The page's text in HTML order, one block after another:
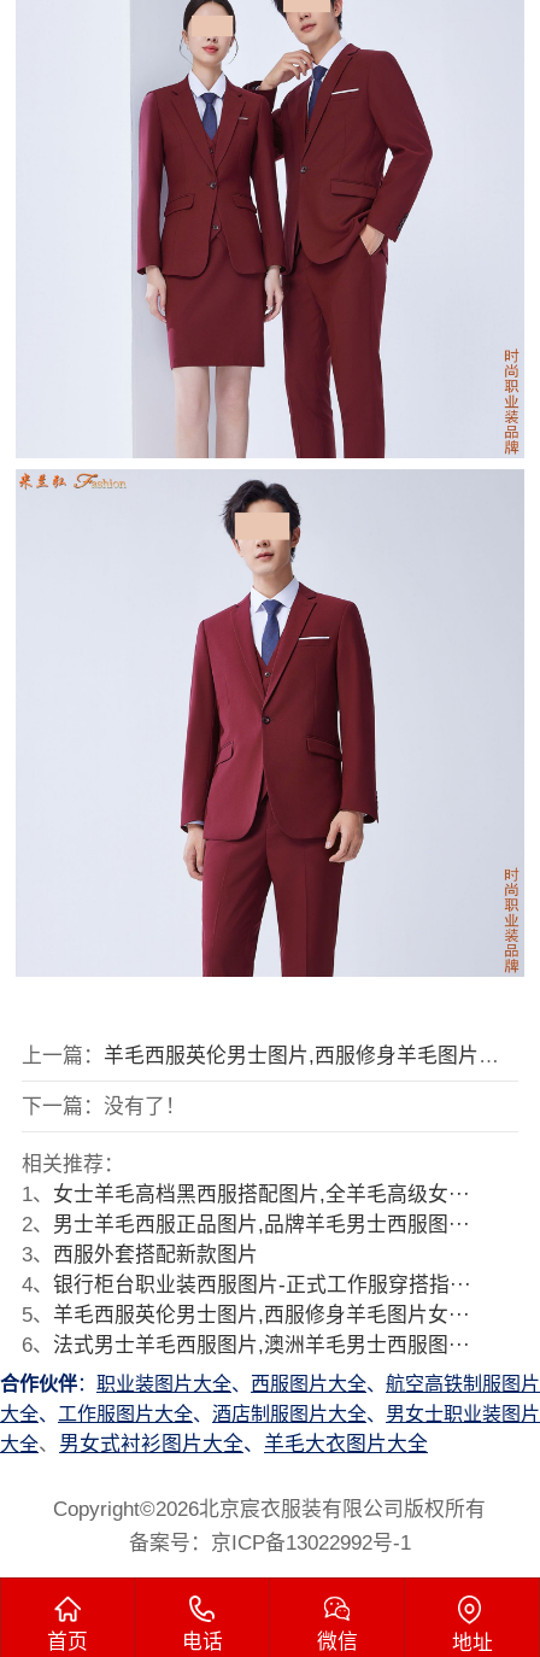
上一篇： 羊毛西服英伦男士图片,西服修身羊毛图片女士
下一篇：没有了！
相关推荐：
1、 女士羊毛高档黑西服搭配图片,全羊毛高级女···
2、 男士羊毛西服正品图片,品牌羊毛男士西服图···
3、 西服外套搭配新款图片
4、 银行柜台职业装西服图片-正式工作服穿搭指···
5、 羊毛西服英伦男士图片,西服修身羊毛图片女···
6、 法式男士羊毛西服图片,澳洲羊毛男士西服图···
合作伙伴： 职业装图片大全、 西服图片大全、 航空高铁制服图片
大全、 工作服图片大全、 酒店制服图片大全、 男女士职业装图片
大全、 男女式衬衫图片大全、 羊毛大衣图片大全
Copyright©2026北京宸衣服装有限公司版权所有
备案号： 京ICP备13022992号-1
首页 电话 微信 地址